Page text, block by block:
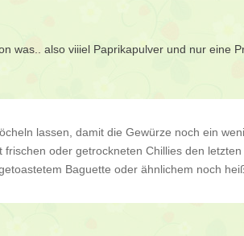
was.. also viiiel Paprikapulver und nur eine
lassen, damit die Gewürze noch ein
oder getrockneten Chillies den letzten
Baguette oder ähnlichem noch